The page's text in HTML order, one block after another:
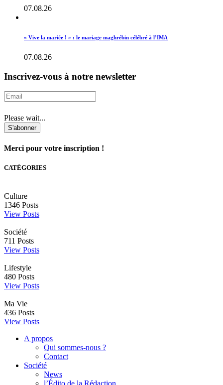
07.08.26
« Vive la mariée ! » : le mariage maghrébin célébré à l’IMA
07.08.26
Inscrivez-vous à notre newsletter
Please wait...
S'abonner
Merci pour votre inscription !
CATÉGORIES
Culture
1346 Posts
View Posts
Société
711 Posts
View Posts
Lifestyle
480 Posts
View Posts
Ma Vie
436 Posts
View Posts
A propos
Qui sommes-nous ?
Contact
Société
News
l’Édito de la Rédaction